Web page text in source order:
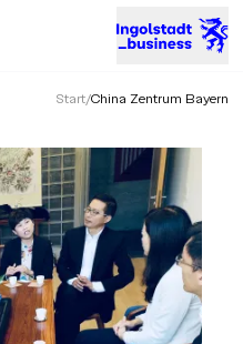
Start/China Zentrum Bayern
– Der Standort mit